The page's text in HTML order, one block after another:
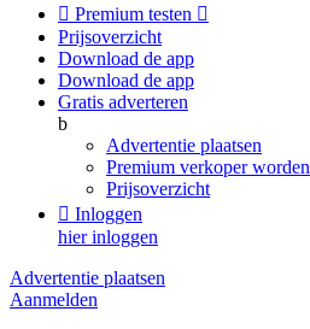
 Premium testen 
Prijsoverzicht
Download de app
Download de app
Gratis adverteren
b
Advertentie plaatsen
Premium verkoper worden
Prijsoverzicht
 Inloggen
hier inloggen
Advertentie plaatsen
Aanmelden